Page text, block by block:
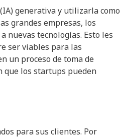
generativa y utilizarla como
grandes empresas, los
nuevas tecnologías. Esto les
ser viables para las
un proceso de toma de
que los startups pueden
para sus clientes. Por